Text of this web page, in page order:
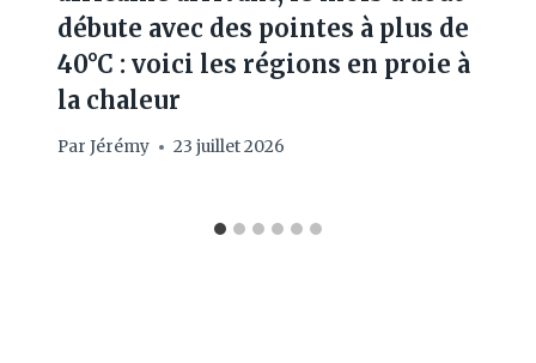
débute avec des pointes à plus de
40°C : voici les régions en proie à
la chaleur
Par Jérémy 23 juillet 2026